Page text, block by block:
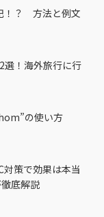
！？ 方法と例文
選！海外旅行に行
の使い方
策で効果は本当
底解説